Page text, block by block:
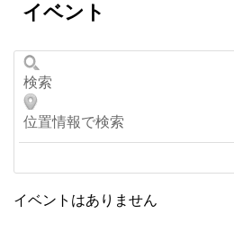
イベント
索
置
索
イベントはありません